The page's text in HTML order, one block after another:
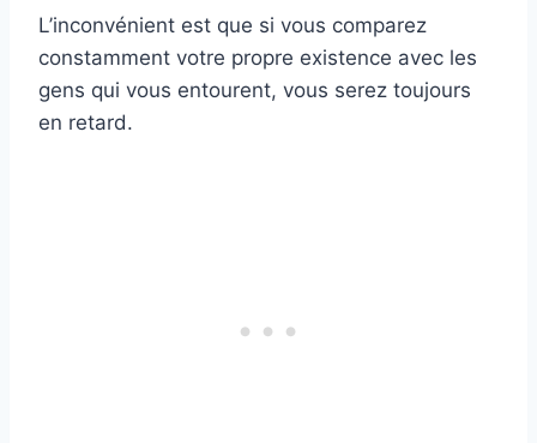
L’inconvénient est que si vous comparez
constamment votre propre existence avec les
gens qui vous entourent, vous serez toujours
en retard.